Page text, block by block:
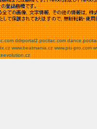
ddrportal2.pocitac.com
www.beatmania.cz www.piu-pro.com